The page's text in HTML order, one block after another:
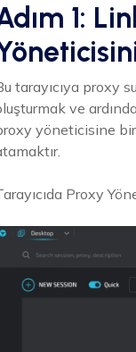
1:
tarayıcıya proxy
ve
yöneticisine
Proxy